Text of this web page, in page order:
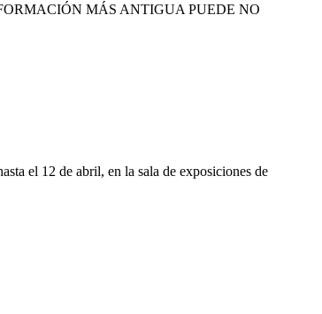
MÁS ANTIGUA PUEDE NO
el 12 de abril, en la sala de exposiciones de